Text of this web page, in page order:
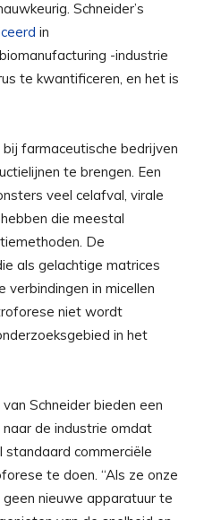
Schneider’s
in
-industrie
te kwantificeren, en het is
farmaceutische bedrijven
te brengen. Een
veel celafval, virale
die meestal
De
als gelachtige matrices
verbindingen in micellen
niet wordt
in het
Schneider bieden een
de industrie omdat
commerciële
te doen. “Als ze onze
nieuwe apparatuur te